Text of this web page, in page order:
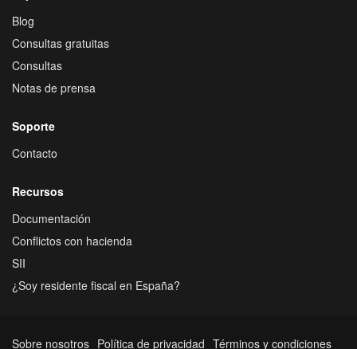
Blog
Consultas gratuitas
Consultas
Notas de prensa
Soporte
Contacto
Recursos
Documentación
Conflictos con hacienda
SII
¿Soy residente fiscal en España?
Sobre nosotros Política de privacidad Términos y condiciones